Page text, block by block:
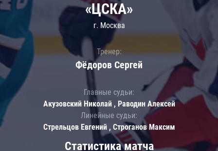
Статистика матча
«ЦСКА»
г. Москва
Тренер:
Фёдоров Сергей
Главные судьи:
Акузовский Николай , Раводин Алексей
Линейные судьи:
Стрельцов Евгений , Строганов Максим